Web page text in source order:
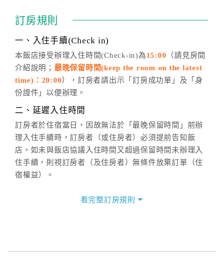
話方式異動訂單。
※非客服時間之申辦異動，皆為次日計算及辦理。
五、客服時間
週一至週日，上午9:00～晚上6:00
六、聯絡方式
(07)9682715 。
訂房規則
一、入住手續(Check in)
本飯店接受辦理入住時間(Check-in)為15:00 （請見房間
介紹說明； 最晚保留時間(keep the room on the latest
time)：20:00），訂房者請出示「訂房成功單」及「身
份證件」以便辦理。
二、延遲入住時間
訂房者於住宿當日，因故無法於「最晚保留時間」前辦
理入住手續時，訂房者（或住房者）必須提前告知飯
店。如未與飯店協議入住時間又超過保留時間未辦理入
住手續，則視訂房者（及住房者）無條件放棄訂單（住
宿權益）。
四、訂單異動
看完整訂房規則